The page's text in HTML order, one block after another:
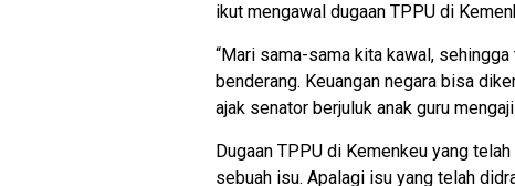
ikut mengawal dugaan TPPU di
“Mari sama-sama kita kawal,
benderang. Keuangan negara bisa
ajak senator berjuluk anak guru
Dugaan TPPU di Kemenkeu yang
sebuah isu. Apalagi isu yang telah